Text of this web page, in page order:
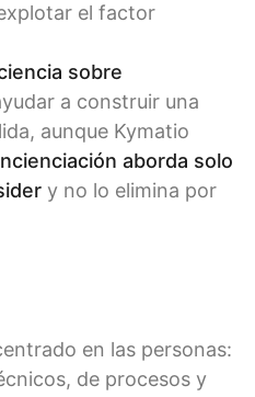
el factor
sobre
a construir una
aunque Kymatio
aborda solo
y no lo elimina por
en las personas:
de procesos y